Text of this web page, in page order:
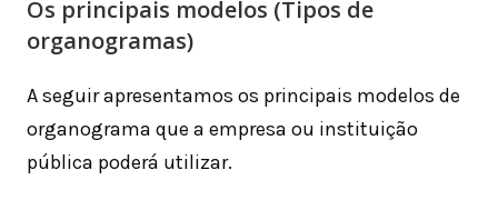
Os principais modelos (Tipos de
organogramas)
A seguir apresentamos os principais modelos de
organograma que a empresa ou instituição
pública poderá utilizar.